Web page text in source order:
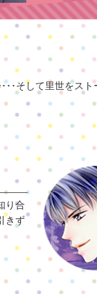
･そして里世をス
り合
きず